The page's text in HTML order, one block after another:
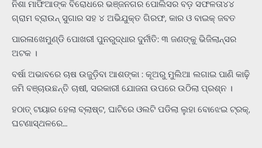
ନିଶା ମାଫିଆଙ୍କ ବିରୋଧରେ ଭଞ୍ଜନଗର ପୋଲିସର ବଡ଼ ସଫଳତା୪୪
ଗ୍ରାମ ବ୍ରାଉନ୍ ସୁଗାର ସହ ୪ ଅଭିଯୁକ୍ତ ଗିରଫ, କାର ଓ ବାଇକ୍ ଜବତ
ପାରଳାଖେମୁଣ୍ଡି ପୋଖରୀ ପୁନରୁଦ୍ଧାର ଦୁର୍ନୀତି: ୩ ଜଣଙ୍କୁ ଭିଜିଲାନ୍ସର
ଅଟକ ।
ବର୍ଷା ଅଭାବରେ ଚାଷ ଉଜୁଡ଼ିବା ଆଶଙ୍କା : କୂଅରୁ ମୁଲିଆ ଲଗାଇ ପାଣି କାଢ଼ି
ଜମି ବଞ୍ଚାଉଛନ୍ତି ଚାଷୀ, ସରକାରୀ ଯୋଜନା ଉପରେ ଉଠିଲା ପ୍ରଶ୍ନ ।
ହଠାତ୍‌ ଟାୟାର ହେଲା ବ୍ଲାଷ୍ଟ, ଘାଟିରେ ଓଲଟି ପଡିଲା ଲୁହା ବୋଝେଇ ଟ୍ରକ୍‌,
ଘଟଣାସ୍ଥଳରେ…